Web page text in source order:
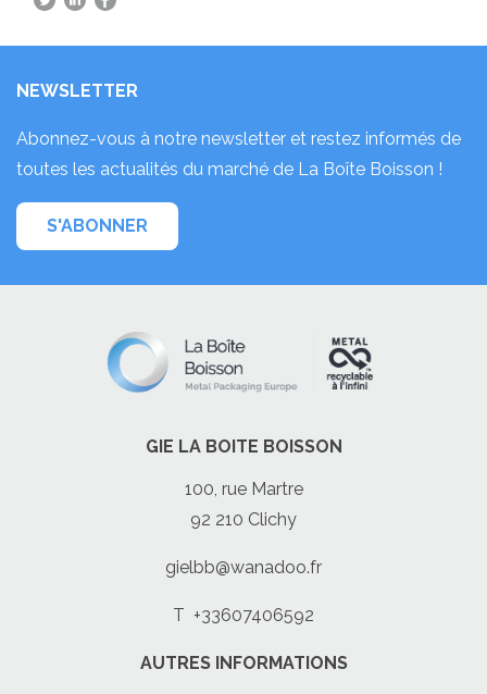
NEWSLETTER
Abonnez-vous à notre newsletter et restez informés de
toutes les actualités du marché de La Boîte Boisson !
S'ABONNER
GIE LA BOITE BOISSON
100, rue Martre
92 210 Clichy
gielbb@wanadoo.fr
T +33607406592
AUTRES INFORMATIONS